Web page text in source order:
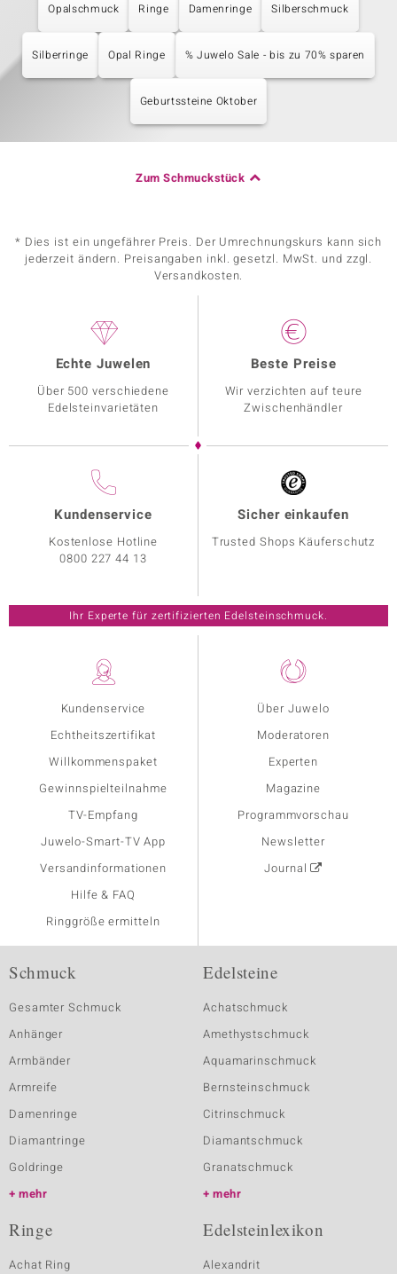
Opalschmuck Ringe Damenringe Silberschmuck
Silberringe Opal Ringe % Juwelo Sale - bis zu 70% sparen
Geburtssteine Oktober
Zum Schmuckstück
* Dies ist ein ungefährer Preis. Der Umrechnungskurs kann sich
jederzeit ändern. Preisangaben inkl. gesetzl. MwSt. und zzgl.
Versandkosten.
Kundenservice
Echtheitszertifikat
Willkommenspaket
Gewinnspielteilnahme
TV-Empfang
Juwelo-Smart-TV App
Versandinformationen
Hilfe & FAQ
Ringgröße ermitteln
Über Juwelo
Moderatoren
Experten
Magazine
Programmvorschau
Newsletter
Journal
Echte Juwelen
Über 500 verschiedene
Edelsteinvarietäten
Beste Preise
Wir verzichten auf teure
Zwischenhändler
Kundenservice
Kostenlose Hotline
0800 227 44 13
Sicher einkaufen
Trusted Shops Käuferschutz
Ihr Experte für zertifizierten Edelsteinschmuck.
Schmuck
Gesamter Schmuck
Anhänger
Armbänder
Armreife
Damenringe
Diamantringe
Goldringe
mehr
Edelsteine
Achatschmuck
Amethystschmuck
Aquamarinschmuck
Bernsteinschmuck
Citrinschmuck
Diamantschmuck
Granatschmuck
mehr
Ringe
Achat Ring
Edelsteinlexikon
Alexandrit